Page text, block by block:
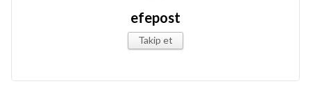
efepost
Takip et